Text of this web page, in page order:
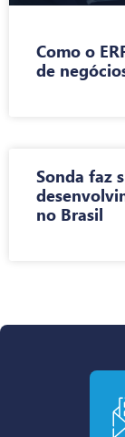
Como o
de
Sonda faz
no Brasil